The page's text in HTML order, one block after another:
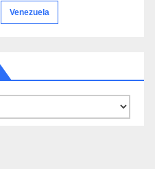
Venezuela